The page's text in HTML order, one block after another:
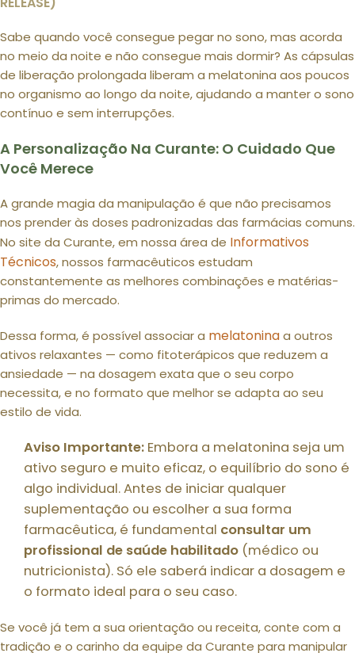
Sabe quando você consegue pegar no sono, mas acorda
no meio da noite e não consegue mais dormir? As cápsulas
de liberação prolongada liberam a melatonina aos poucos
no organismo ao longo da noite, ajudando a manter o sono
contínuo e sem interrupções.
A Personalização Na Curante: O Cuidado Que
Você Merece
A grande magia da manipulação é que não precisamos
nos prender às doses padronizadas das farmácias comuns.
No site da Curante, em nossa área de Informativos
Técnicos, nossos farmacêuticos estudam
constantemente as melhores combinações e matérias-
primas do mercado.
Dessa forma, é possível associar a melatoninaa outros
ativos relaxantes — como fitoterápicos que reduzem a
ansiedade — na dosagem exata que o seu corpo
necessita, e no formato que melhor se adapta ao seu
estilo de vida.
Aviso Importante: Embora a melatonina seja um
ativo seguro e muito eficaz, o equilíbrio do sono é
algo individual. Antes de iniciar qualquer
suplementação ou escolher a sua forma
farmacêutica, é fundamental consultar um
profissional de saúde habilitado (médico ou
nutricionista). Só ele saberá indicar a dosagem e
o formato ideal para o seu caso.
Se você já tem a sua orientação ou receita, conte com a
tradição e o carinho da equipe da Curante para manipular